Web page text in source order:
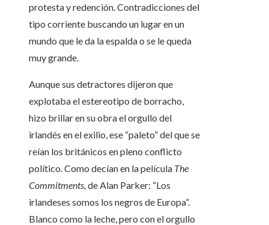
protesta y redención. Contradicciones del
tipo corriente buscando un lugar en un
mundo que le da la espalda o se le queda
muy grande.
Aunque sus detractores dijeron que
explotaba el estereotipo de borracho,
hizo brillar en su obra el orgullo del
irlandés en el exilio, ese “paleto” del que se
reían los británicos en pleno conflicto
político. Como decían en la película The
Commitments, de Alan Parker: “Los
irlandeses somos los negros de Europa”.
Blanco como la leche, pero con el orgullo